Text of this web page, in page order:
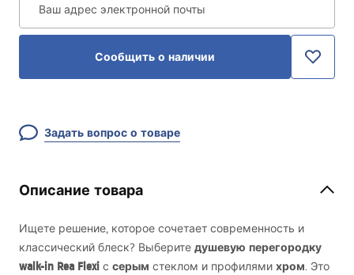
Ваш адрес электронной почты
Сообщить о наличии
Задать вопрос о товаре
Описание товара
Ищете решение, которое сочетает современность и
классический блеск? Выберите душевую перегородку
walk-in Rea Flexi с серым стеклом и профилями хром. Это